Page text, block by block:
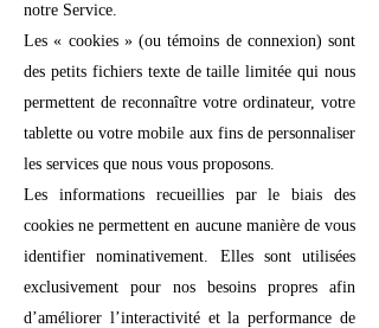
notre Service.
Les « cookies » (ou témoins de connexion) sont
des petits fichiers texte de taille limitée qui nous
permettent de reconnaître votre ordinateur, votre
tablette ou votre mobile aux fins de personnaliser
les services que nous vous proposons.
Les informations recueillies par le biais des
cookies ne permettent en aucune manière de vous
identifier nominativement. Elles sont utilisées
exclusivement pour nos besoins propres afin
d’améliorer l’interactivité et la performance de